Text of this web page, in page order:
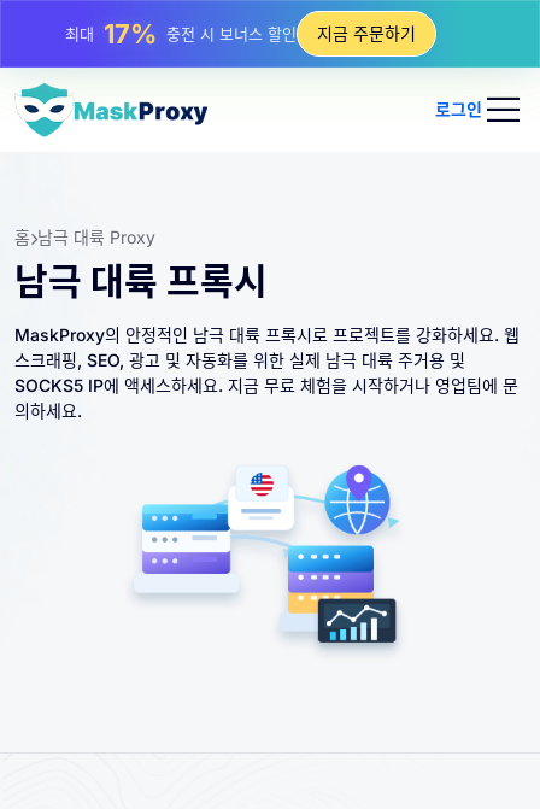
최대25%정적 IP 구매 할인 지금 주문하기
로그인
홈 남극 대륙 Proxy
남극 대륙 프록시
MaskProxy의 안정적인 남극 대륙 프록시로 프로젝트를 강화하세요. 웹
스크래핑, SEO, 광고 및 자동화를 위한 실제 남극 대륙 주거용 및
SOCKS5 IP에 액세스하세요. 지금 무료 체험을 시작하거나 영업팀에 문
의하세요.